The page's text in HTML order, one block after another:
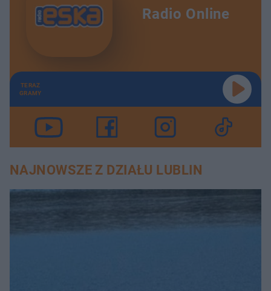
Radio Online
TERAZ
GRAMY
NAJNOWSZE Z DZIAŁU LUBLIN